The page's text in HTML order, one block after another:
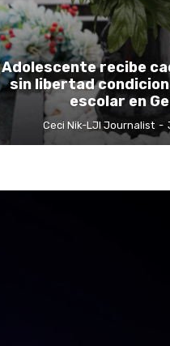
Adolescente recibe
sin libertad
escolar en
Ceci Nik-LJI Journalist -